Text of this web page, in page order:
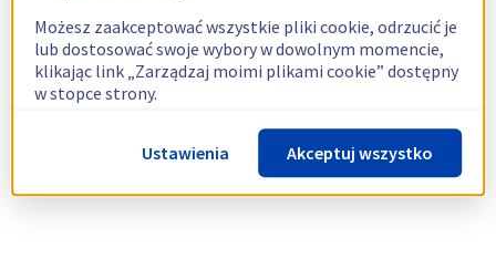
Możesz zaakceptować wszystkie pliki cookie, odrzucić je
lub dostosować swoje wybory w dowolnym momencie,
klikając link „Zarządzaj moimi plikami cookie” dostępny
w stopce strony.
Więcej informacji znajdziesz w naszejpolityce
dotyczącej wykorzystywania plików cookie.
Ustawienia Akceptuj wszystko